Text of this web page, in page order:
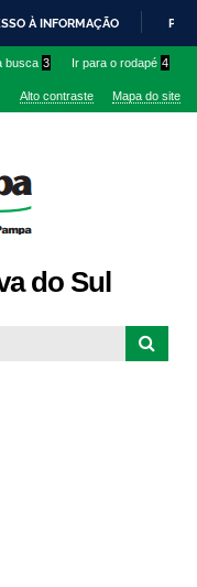
À INFORMAÇÃO
busca 3 Ir para o rodapé 4
Alto contraste Mapa do site
do Sul